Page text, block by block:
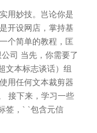
用妙技。岂论你是
开设网店，掌持基
个简单的教程，匡
司 当先，你需要了
文本标志谈话）组
用任何文本裁剪器
接下来，学习一些
签，` `包含元信